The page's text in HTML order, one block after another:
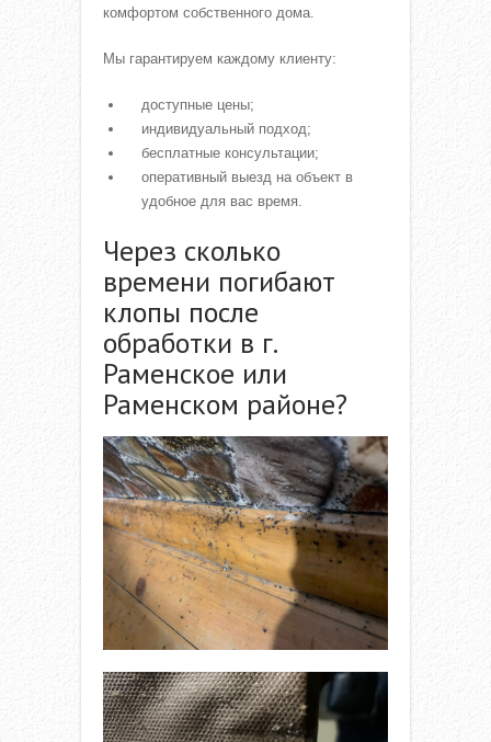
комфортом собственного дома.
Мы гарантируем каждому клиенту:
доступные цены;
индивидуальный подход;
бесплатные консультации;
оперативный выезд на объект в
удобное для вас время.
Через сколько
времени погибают
клопы после
обработки в г.
Раменское или
Раменском районе?